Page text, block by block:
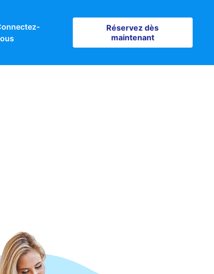
Réservez dès
maintenant
Réservez dès maintenant